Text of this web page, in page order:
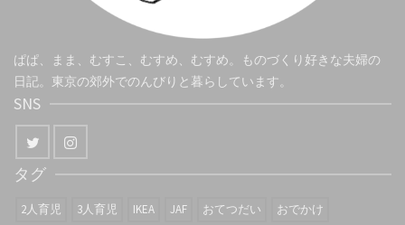
ぱぱ、まま、むすこ、むすめ、むすめ。ものづくり好きな夫婦の
日記。東京の郊外でのんびりと暮らしています。
SNS
タグ
2人育児 3人育児 IKEA JAF おてつだい
おでかけ